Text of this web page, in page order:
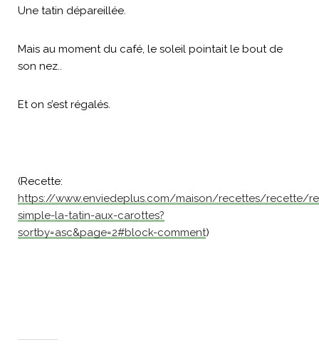
Une tatin dépareillée.
Mais au moment du café, le soleil pointait le bout de
son nez..
Et on s’est régalés.
(Recette:
https://www.enviedeplus.com/maison/recettes/recette/
simple-la-tatin-aux-carottes?
sortby=asc&page=2#block-comment)